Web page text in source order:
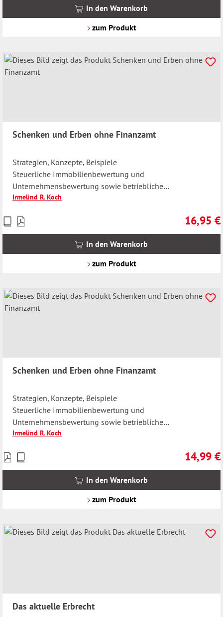
In den Warenkorb
zum Produkt
Schenken und Erben ohne Finanzamt
Strategien, Konzepte, Beispiele
Steuerliche Immobilienbewertung und
Unternehmensbewertung sowie betriebliche
Verschonungsregelungen
Irmelind R. Koch
16,95 €
Preise
inkl.
In den Warenkorb
zum Produkt
Schenken und Erben ohne Finanzamt
Strategien, Konzepte, Beispiele
Steuerliche Immobilienbewertung und
Unternehmensbewertung sowie betriebliche
Verschonungsregelungen
Irmelind R. Koch
14,99 €
Preise
inkl.
In den Warenkorb
zum Produkt
Das aktuelle Erbrecht